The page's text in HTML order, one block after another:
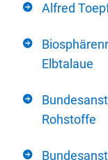
Alfred
Elbtalaue
Rohstoffe